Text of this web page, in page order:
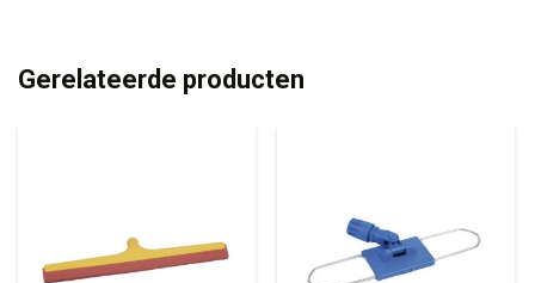
Gerelateerde producten